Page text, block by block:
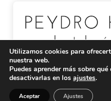
Utilizamos cookies para
nuestra web.
Puedes aprender más sobre
desactivarlas en los ajustes.
Aceptar Ajustes